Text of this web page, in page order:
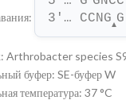
–
21
:
3'… CCNG▲
: Arthrobacter species
буфер: SE-буфер W
температура: 37 °C